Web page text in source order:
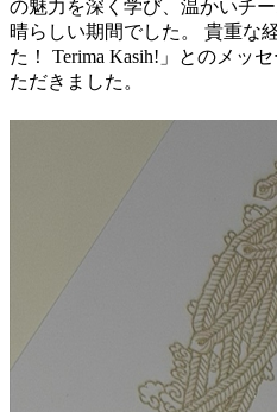
の魅力を深く学び、温かいチ
晴らしい期間でした。 貴重な
た！ Terima Kasih!」とのメッ
ただきました。